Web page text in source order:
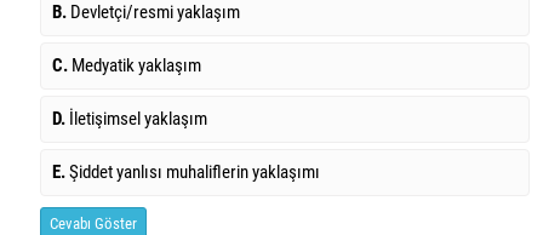
B. Devletçi/resmi yaklaşım
C. Medyatik yaklaşım
D. İletişimsel yaklaşım
E.Şiddet yanlısı muhaliflerin yaklaşımı
Cevabı Göster